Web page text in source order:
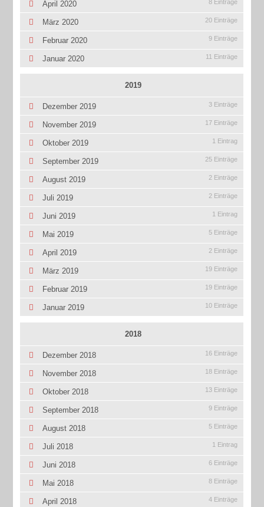
April 2020 8 Einträge
März 2020 20 Einträge
Februar 2020 9 Einträge
Januar 2020 11 Einträge
2019
Dezember 2019 3 Einträge
November 2019 17 Einträge
Oktober 2019 1 Eintrag
September 2019 25 Einträge
August 2019 2 Einträge
Juli 2019 2 Einträge
Juni 2019 1 Eintrag
Mai 2019 5 Einträge
April 2019 2 Einträge
März 2019 19 Einträge
Februar 2019 19 Einträge
Januar 2019 10 Einträge
2018
Dezember 2018 16 Einträge
November 2018 18 Einträge
Oktober 2018 13 Einträge
September 2018 9 Einträge
August 2018 5 Einträge
Juli 2018 1 Eintrag
Juni 2018 6 Einträge
Mai 2018 8 Einträge
April 2018 4 Einträge